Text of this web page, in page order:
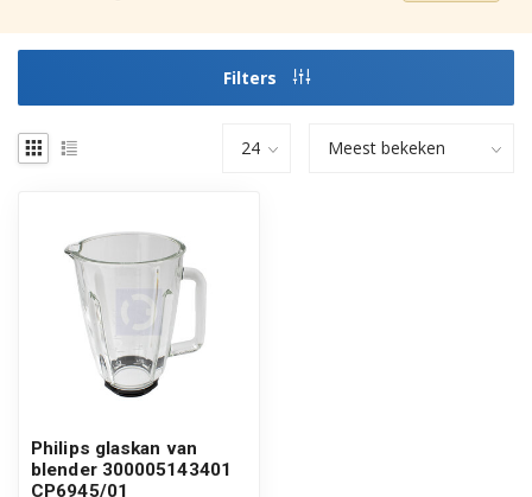
Filters
Philips glaskan van
blender 300005143401
CP6945/01